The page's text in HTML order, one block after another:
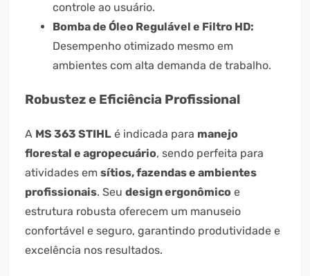
controle ao usuário.
Bomba de Óleo Regulável e Filtro HD:
Desempenho otimizado mesmo em
ambientes com alta demanda de trabalho.
Robustez e Eficiência Profissional
A MS 363 STIHL é indicada para manejo
florestal e agropecuário, sendo perfeita para
atividades em sítios, fazendas e ambientes
profissionais. Seu design ergonômico e
estrutura robusta oferecem um manuseio
confortável e seguro, garantindo produtividade e
excelência nos resultados.